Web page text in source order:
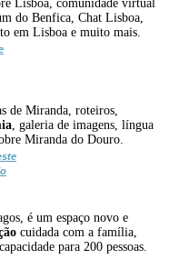
Lisboa, comunidade virtual
do Benfica, Chat Lisboa,
em Lisboa e muito mais.
de Miranda, roteiros,
, galeria de imagens, língua
Miranda do Douro.
é um espaço novo e
cuidada com a família,
para 200 pessoas.